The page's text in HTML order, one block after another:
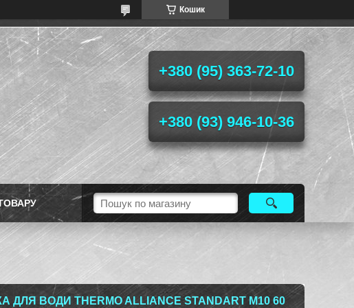
Кошик
+380 (95) 363-72-10
+380 (93) 946-10-36
ДЛЯ ВОДИ THERMO ALLIANCE STANDART М10 60